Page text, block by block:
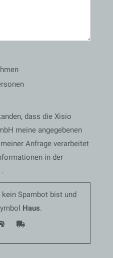
dass die Xisio
meine angegebenen
Anfrage verarbeitet
in der
.
Spambot bist und
Haus.